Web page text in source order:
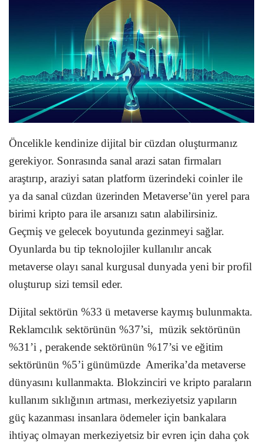
Öncelikle kendinize dijital bir cüzdan oluşturmanız
gerekiyor. Sonrasında sanal arazi satan firmaları
araştırıp, araziyi satan platform üzerindeki coinler ile
ya da sanal cüzdan üzerinden Metaverse’ün yerel para
birimi kripto para ile arsanızı satın alabilirsiniz.
Geçmiş ve gelecek boyutunda gezinmeyi sağlar.
Oyunlarda bu tip teknolojiler kullanılır ancak
metaverse olayı sanal kurgusal dunyada yeni bir profil
oluşturup sizi temsil eder.
Dijital sektörün %33 ü metaverse kaymış bulunmakta.
Reklamcılık sektörünün %37’si, müzik sektörünün
%31’i , perakende sektörünün %17’si ve eğitim
sektörünün %5’i günümüzde Amerika’da metaverse
dünyasını kullanmakta. Blokzinciri ve kripto paraların
kullanım sıklığının artması, merkeziyetsiz yapıların
güç kazanması insanlara ödemeler için bankalara
ihtiyaç olmayan merkeziyetsiz bir evren için daha çok